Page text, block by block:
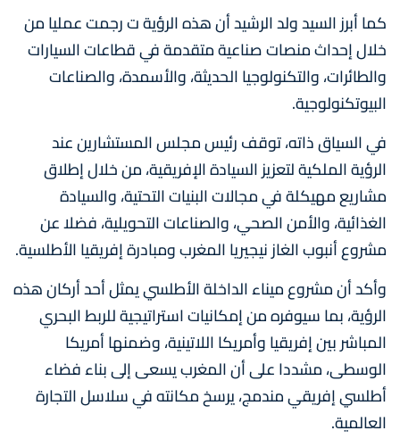
كما أبرز السيد ولد الرشيد أن هذه الرؤية ت رجمت عمليا من
خلال إحداث منصات صناعية متقدمة في قطاعات السيارات
والطائرات، والتكنولوجيا الحديثة، والأسمدة، والصناعات
البيوتكنولوجية.
في السياق ذاته، توقف رئيس مجلس المستشارين عند
الرؤية الملكية لتعزيز السيادة الإفريقية، من خلال إطلاق
مشاريع مهيكلة في مجالات البنيات التحتية، والسيادة
الغذائية، والأمن الصحي، والصناعات التحويلية، فضلا عن
مشروع أنبوب الغاز نيجيريا المغرب ومبادرة إفريقيا الأطلسية.
وأكد أن مشروع ميناء الداخلة الأطلسي يمثل أحد أركان هذه
الرؤية، بما سيوفره من إمكانيات استراتيجية للربط البحري
المباشر بين إفريقيا وأمريكا اللاتينية، وضمنها أمريكا
الوسطى، مشددا على أن المغرب يسعى إلى بناء فضاء
أطلسي إفريقي مندمج، يرسخ مكانته في سلاسل التجارة
العالمية.